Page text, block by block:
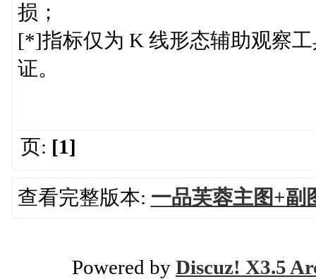
损；
[*]指标仅为 K 线形态辅助观察
证。
页: [1]
查看完整版本: 一品芙蓉主图+副
Powered by Discuz! X3.5